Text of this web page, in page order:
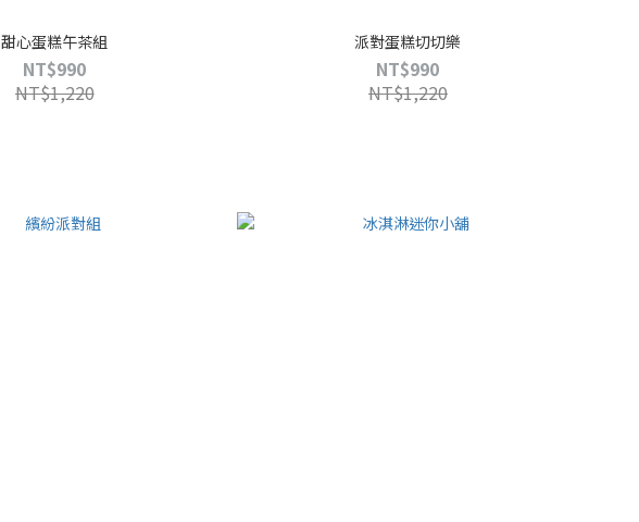
甜心蛋糕午茶組
NT$990
NT$1,220
派對蛋糕切切樂
NT$990
NT$1,220